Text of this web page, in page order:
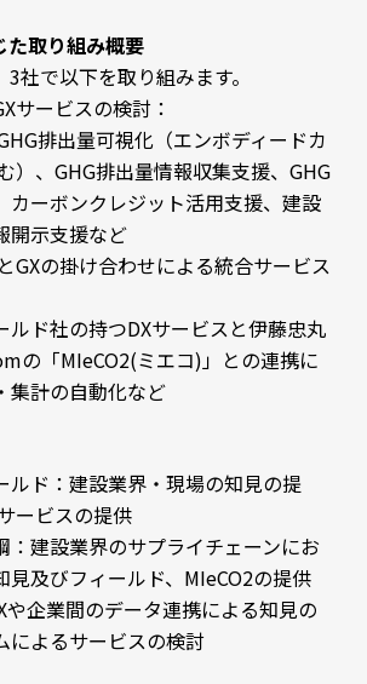
取り組み概要
社で以下を取り組みます。
サービスの検討：
排出量可視化（エンボディードカ
）、GHG排出量情報収集支援、GHG
カーボンクレジット活用支援、建設
開示支援など
GXの掛け合わせによる統合サービス
ド社の持つDXサービスと伊藤忠丸
の「MIeCO2(ミエコ)」との連携に
集計の自動化など
ド：建設業界・現場の知見の提
ービスの提供
建設業界のサプライチェーンにお
見及びフィールド、MIeCO2の提供
企業間のデータ連携による知見の
によるサービスの検討